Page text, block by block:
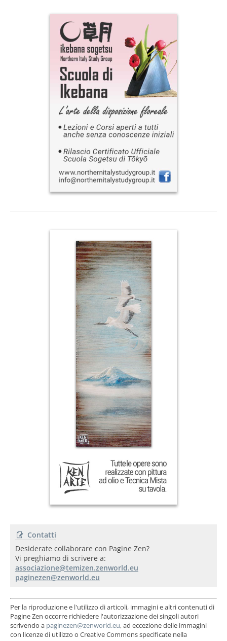
Contatti
Desiderate collaborare con Pagine Zen?
Vi preghiamo di scrivere a:
Per la riproduzione e l'utilizzo di articoli, immagini e altri contenuti di
Pagine Zen occorre richiedere l'autorizzazione dei singoli autori
scrivendo a
, ad eccezione delle immagini
con licenze di utilizzo o Creative Commons specificate nella